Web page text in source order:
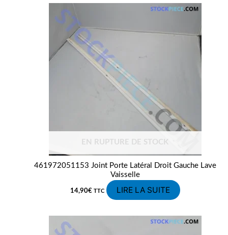
EN RUPTURE DE STOCK
461972051153 Joint Porte Latéral Droit Gauche Lave
Vaisselle
14,90€ TTC LIRE LA SUITE